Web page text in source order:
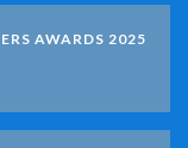
AWARDS 2025